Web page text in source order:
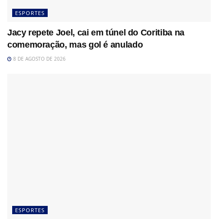
ESPORTES
Jacy repete Joel, cai em túnel do Coritiba na
comemoração, mas gol é anulado
8 DE AGOSTO DE 2026
ESPORTES